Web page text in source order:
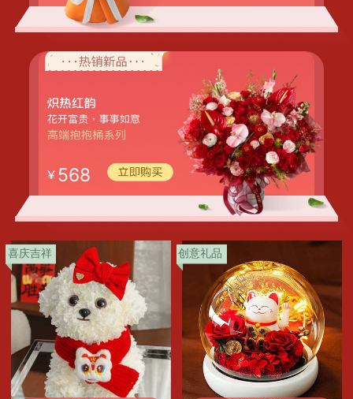
568
喜庆吉祥 创意礼品